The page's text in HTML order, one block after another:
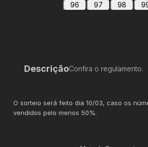
96
97 98
DescriçãoConfira o regulamento.
O sorteio será feito dia 10/03, caso os
vendidos pelo menos 50%.